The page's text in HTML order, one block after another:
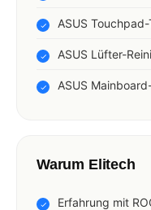
ASUS
ASUS Lüfter-
ASUS
Warum Elitech
Erfahrung mit